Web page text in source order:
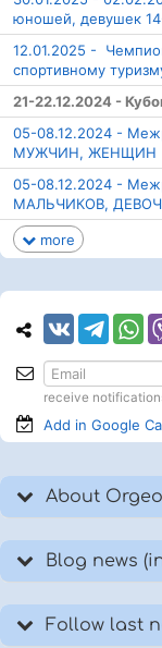
юношей, девушек
12.01.2025 -
спортивному
21-22.12.2024 -
05-08.12.2024 -
МУЖЧИН, ЖЕНЩИН
05-08.12.2024 -
МАЛЬЧИКОВ,
more
receive
Add in Google
About
Blog news
Follow last